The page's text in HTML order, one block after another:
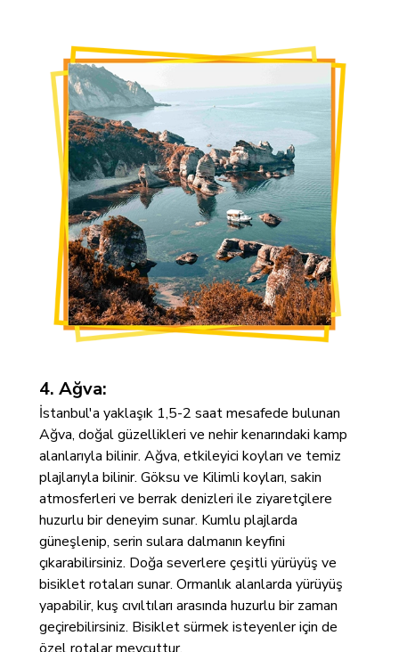
4. Ağva:
İstanbul'a yaklaşık 1,5-2 saat mesafede bulunan
Ağva, doğal güzellikleri ve nehir kenarındaki kamp
alanlarıyla bilinir. Ağva, etkileyici koyları ve temiz
plajlarıyla bilinir. Göksu ve Kilimli koyları, sakin
atmosferleri ve berrak denizleri ile ziyaretçilere
huzurlu bir deneyim sunar. Kumlu plajlarda
güneşlenip, serin sulara dalmanın keyfini
çıkarabilirsiniz. Doğa severlere çeşitli yürüyüş ve
bisiklet rotaları sunar. Ormanlık alanlarda yürüyüş
yapabilir, kuş cıvıltıları arasında huzurlu bir zaman
geçirebilirsiniz. Bisiklet sürmek isteyenler için de